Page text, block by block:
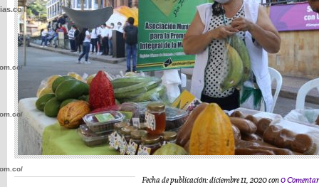
Fecha de publicación: diciembre 11, 2020 con0
wp-
wp-
wp-
wp-